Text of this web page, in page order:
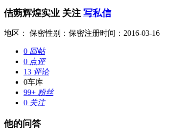
佶蒴辉煌实业 关注 写私信
地区： 保密性别：保密注册时间：2016-03-16
0 回帖
0 点评
13 评论
0车库
99+ 粉丝
0 关注
他的问答